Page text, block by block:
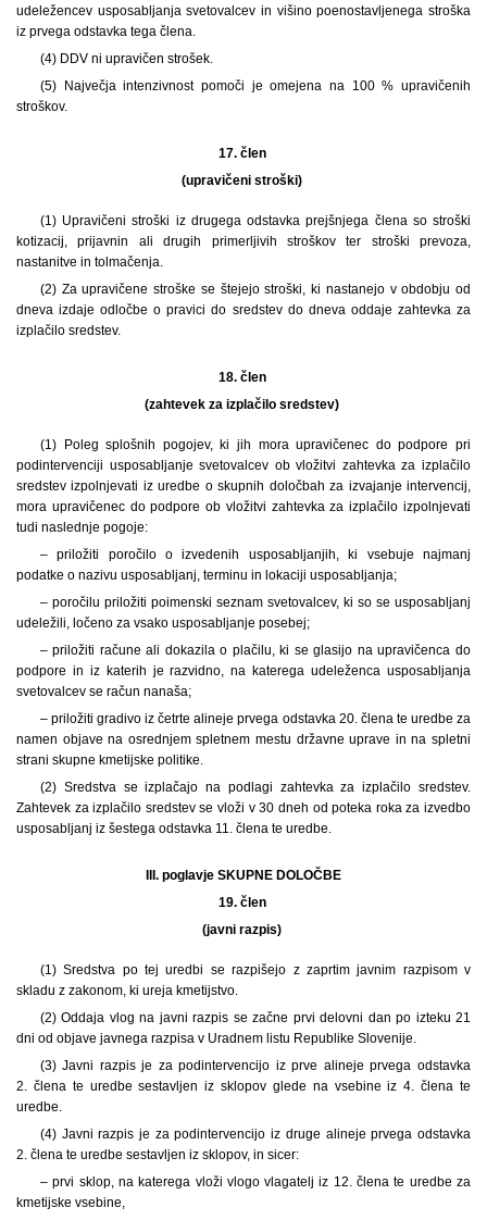
udeležencev usposabljanja svetovalcev in višino poenostavljenega stroška
iz prvega odstavka tega člena.
(4) DDV ni upravičen strošek.
(5) Največja intenzivnost pomoči je omejena na 100 % upravičenih
stroškov.
17. člen
(upravičeni stroški)
(1) Upravičeni stroški iz drugega odstavka prejšnjega člena so stroški
kotizacij, prijavnin ali drugih primerljivih stroškov ter stroški prevoza,
nastanitve in tolmačenja.
(2) Za upravičene stroške se štejejo stroški, ki nastanejo v obdobju od
dneva izdaje odločbe o pravici do sredstev do dneva oddaje zahtevka za
izplačilo sredstev.
18. člen
(zahtevek za izplačilo sredstev)
(1) Poleg splošnih pogojev, ki jih mora upravičenec do podpore pri
podintervenciji usposabljanje svetovalcev ob vložitvi zahtevka za izplačilo
sredstev izpolnjevati iz uredbe o skupnih določbah za izvajanje intervencij,
mora upravičenec do podpore ob vložitvi zahtevka za izplačilo izpolnjevati
tudi naslednje pogoje:
– priložiti poročilo o izvedenih usposabljanjih, ki vsebuje najmanj
podatke o nazivu usposabljanj, terminu in lokaciji usposabljanja;
– poročilu priložiti poimenski seznam svetovalcev, ki so se usposabljanj
udeležili, ločeno za vsako usposabljanje posebej;
– priložiti račune ali dokazila o plačilu, ki se glasijo na upravičenca do
podpore in iz katerih je razvidno, na katerega udeleženca usposabljanja
svetovalcev se račun nanaša;
– priložiti gradivo iz četrte alineje prvega odstavka 20. člena te uredbe za
namen objave na osrednjem spletnem mestu državne uprave in na spletni
strani skupne kmetijske politike.
(2) Sredstva se izplačajo na podlagi zahtevka za izplačilo sredstev.
Zahtevek za izplačilo sredstev se vloži v 30 dneh od poteka roka za izvedbo
usposabljanj iz šestega odstavka 11. člena te uredbe.
III. poglavje SKUPNE DOLOČBE
19. člen
(javni razpis)
(1) Sredstva po tej uredbi se razpišejo z zaprtim javnim razpisom v
skladu z zakonom, ki ureja kmetijstvo.
(2) Oddaja vlog na javni razpis se začne prvi delovni dan po izteku 21
dni od objave javnega razpisa v Uradnem listu Republike Slovenije.
(3) Javni razpis je za podintervencijo iz prve alineje prvega odstavka
2. člena te uredbe sestavljen iz sklopov glede na vsebine iz 4. člena te
uredbe.
(4) Javni razpis je za podintervencijo iz druge alineje prvega odstavka
2. člena te uredbe sestavljen iz sklopov, in sicer:
– prvi sklop, na katerega vloži vlogo vlagatelj iz 12. člena te uredbe za
kmetijske vsebine,